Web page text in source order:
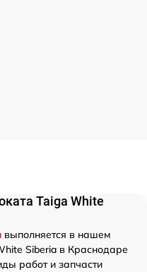
Taiga White
выполняется в нашем
Siberia в Краснодаре
работ и запчасти